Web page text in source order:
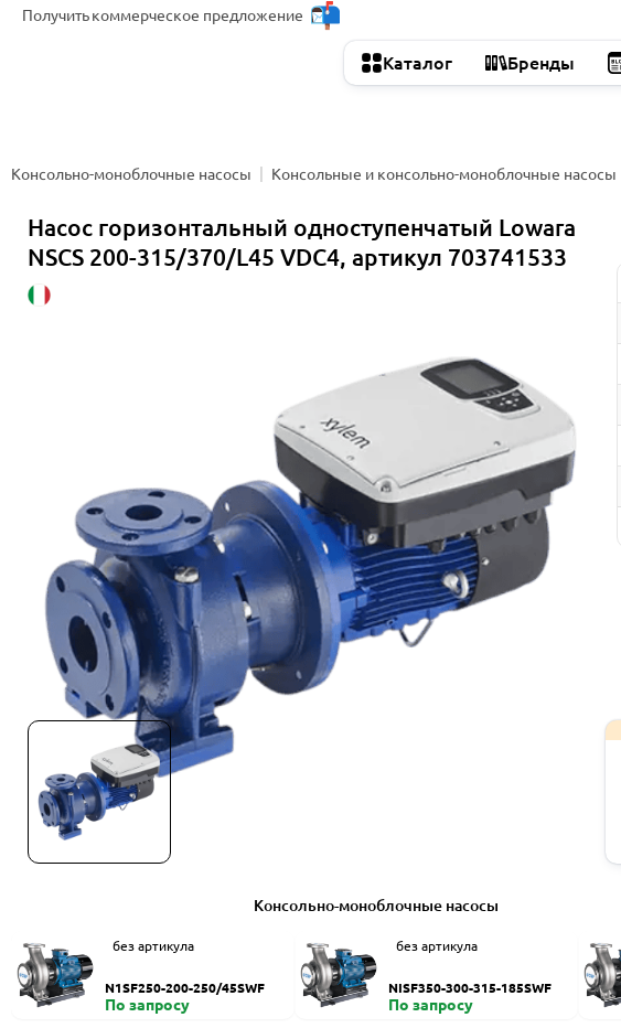
Получитькоммерческое предложение
Каталог Бренды
Консольно-моноблочные насосы Консольные и консольно-моноблочные насосы
Насос горизонтальный одноступенчатый Lowara
NSCS 200-315/370/L45 VDC4, артикул 703741533
Консольно-моноблочные насосы
без артикула
N1SF250-200-250/45SWF
По запросу
без артикула
NISF350-300-315-185SWF
По запросу